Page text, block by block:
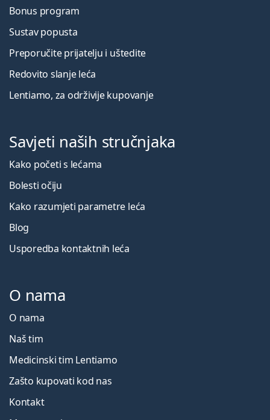
Bonus program
Sustav popusta
Preporučite prijatelju i uštedite
Redovito slanje leća
Lentiamo, za održivije kupovanje
Savjeti naših stručnjaka
Kako početi s lećama
Bolesti očiju
Kako razumjeti parametre leća
Blog
Usporedba kontaktnih leća
O nama
O nama
Naš tim
Medicinski tim Lentiamo
Zašto kupovati kod nas
Kontakt